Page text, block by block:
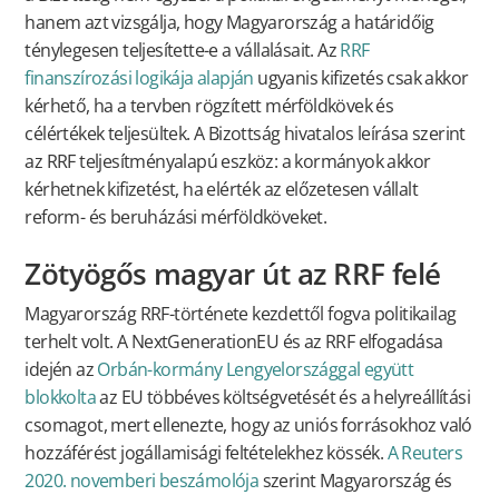
hanem azt vizsgálja, hogy Magyarország a határidőig
ténylegesen teljesítette-e a vállalásait. AzRRF
finanszírozási logikája alapján ugyanis kifizetés csak akkor
kérhető, ha a tervben rögzített mérföldkövek és
célértékek teljesültek. A Bizottság hivatalos leírása szerint
az RRF teljesítményalapú eszköz: a kormányok akkor
kérhetnek kifizetést, ha elérték az előzetesen vállalt
reform- és beruházási mérföldköveket.
Zötyögős magyar út az RRF felé
Magyarország RRF-története kezdettől fogva politikailag
terhelt volt. A NextGenerationEU és az RRF elfogadása
idején azOrbán-kormány Lengyelországgal együtt
blokkoltaaz EU többéves költségvetését és a helyreállítási
csomagot, mert ellenezte, hogy az uniós forrásokhoz való
hozzáférést jogállamisági feltételekhez kössék.A Reuters
2020. novemberi beszámolójaszerint Magyarország és